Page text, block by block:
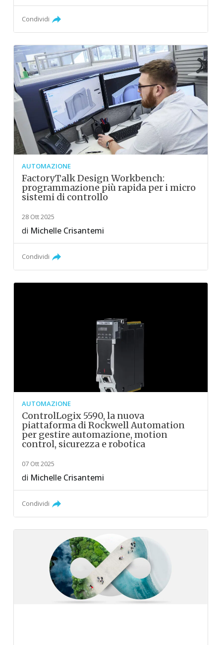
Condividi
AUTOMAZIONE
FactoryTalk Design Workbench:
programmazione più rapida per i micro
sistemi di controllo
28 Ott 2025
di Michelle Crisantemi
Condividi
AUTOMAZIONE
ControlLogix 5590, la nuova
piattaforma di Rockwell Automation
per gestire automazione, motion
control, sicurezza e robotica
07 Ott 2025
di Michelle Crisantemi
Condividi